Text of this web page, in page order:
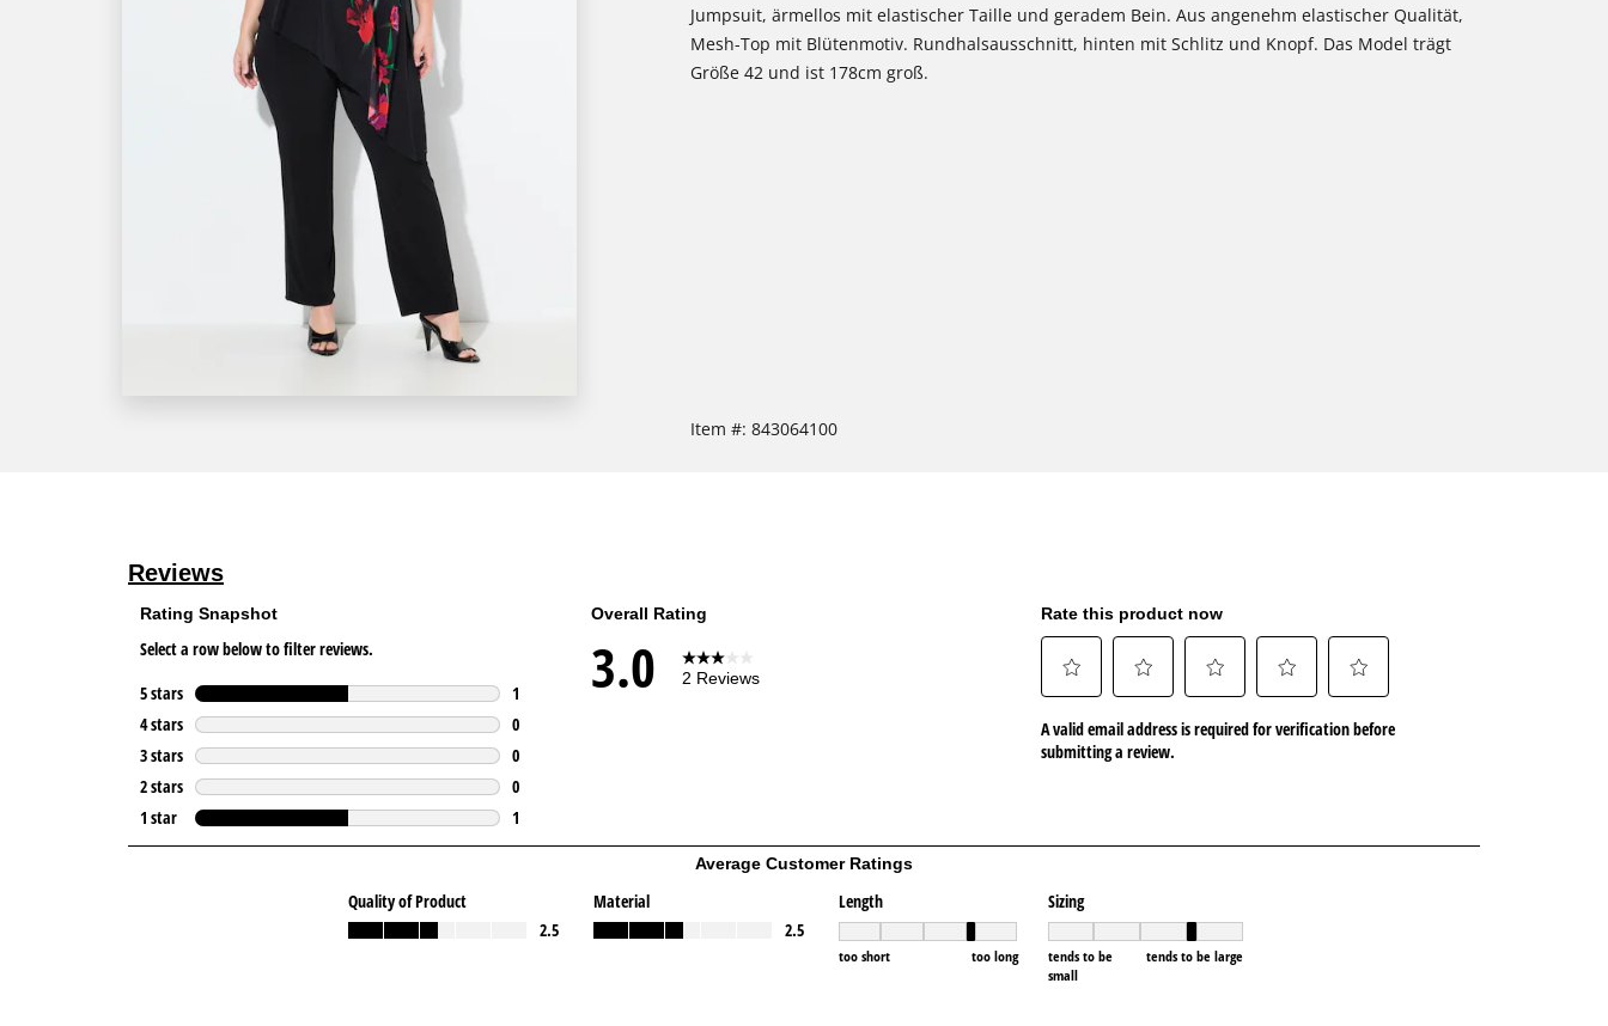
Jumpsuit, ärmellos mit elastischer Taille und geradem Bein. Aus angenehm elastischer Qualität,
Mesh-Top mit Blütenmotiv. Rundhalsausschnitt, hinten mit Schlitz und Knopf. Das Model trägt
Größe 42 und ist 178cm groß.
Item #: 843064100